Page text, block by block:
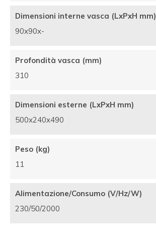
Dimensioni interne vasca (LxPxH mm)
90x90x-
Profondità vasca (mm)
310
Dimensioni esterne (LxPxH mm)
500x240x490
Peso (kg)
11
Alimentazione/Consumo (V/Hz/W)
230/50/2000